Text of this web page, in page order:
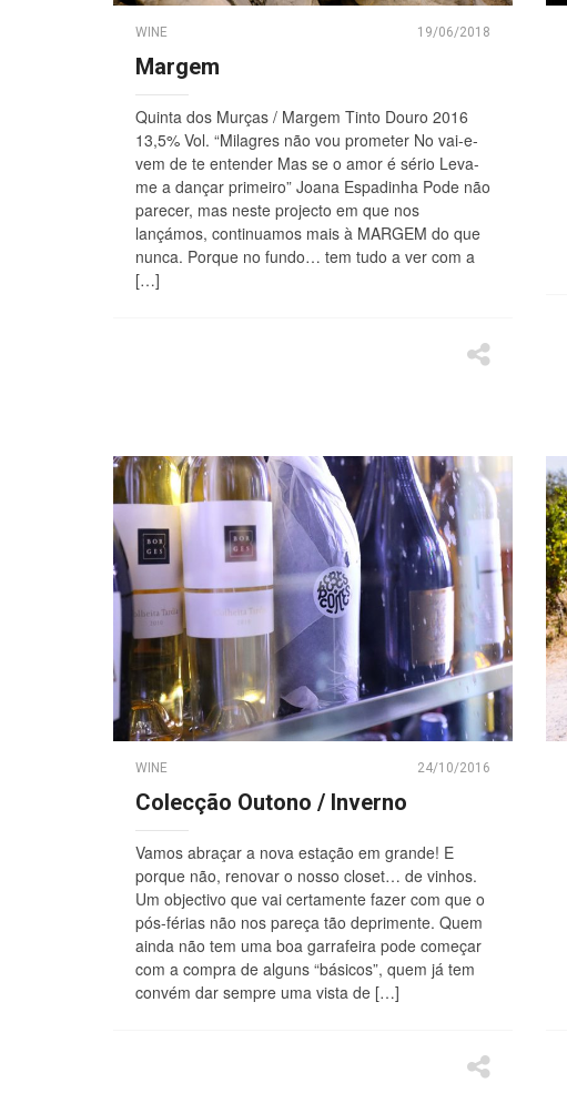
WINE 19/06/2018
Margem
Quinta dos Murças / Margem Tinto Douro 2016
13,5% Vol. “Milagres não vou prometer No vai-e-
vem de te entender Mas se o amor é sério Leva-
me a dançar primeiro” Joana Espadinha Pode não
parecer, mas neste projecto em que nos
lançámos, continuamos mais à MARGEM do que
nunca. Porque no fundo… tem tudo a ver com a
[…]
WINE 24/10/2016
Colecção Outono / Inverno
Vamos abraçar a nova estação em grande! E
porque não, renovar o nosso closet… de vinhos.
Um objectivo que vai certamente fazer com que o
pós-férias não nos pareça tão deprimente. Quem
ainda não tem uma boa garrafeira pode começar
com a compra de alguns “básicos”, quem já tem
convém dar sempre uma vista de […]